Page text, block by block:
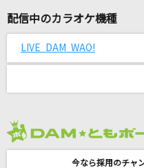
ハイブランド (feat.
[プロオケ]桜
配信中のカラオケ機種
LIVE DAM WAO!
今なら採用のチャ